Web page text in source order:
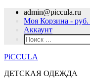
admin@piccula.ru
Моя Корзина - руб.
Аккаунт
PiCCULA
ДЕТСКАЯ ОДЕЖДА